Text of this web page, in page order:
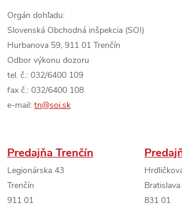
Orgán dohľadu:
Slovenská Obchodná inšpekcia (SOI)
Hurbanova 59, 911 01 Trenčín
Odbor výkonu dozoru
tel. č.: 032/6400 109
fax č.: 032/6400 108
e-mail: tn@soi.sk
Predajňa Trenčín
Legionárska 43
Trenčín
Bratislava
911 01
831 01